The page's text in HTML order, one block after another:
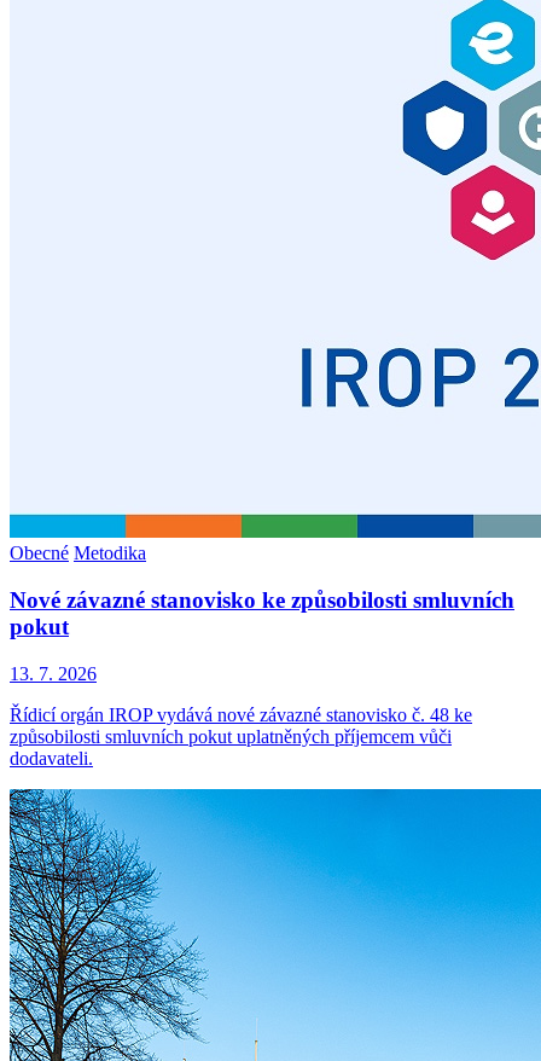
Obecné Metodika
Nové závazné stanovisko ke způsobilosti smluvních
pokut
13. 7. 2026
Řídicí orgán IROP vydává nové závazné stanovisko č. 48 ke
způsobilosti smluvních pokut uplatněných příjemcem vůči
dodavateli.